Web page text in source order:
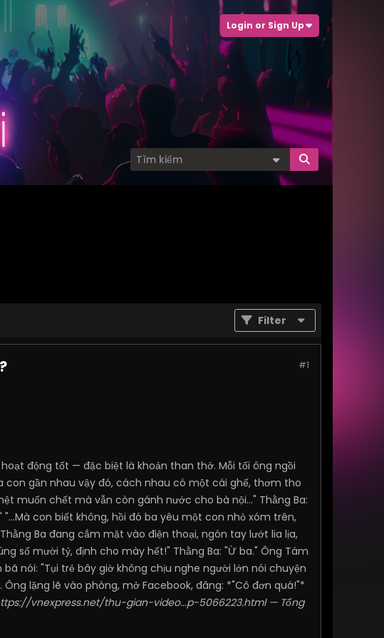
Login or Sign Up
Filter
#1
động tốt — đặc biệt là khoản than thở. Mỗi tối ông ngồi
gần nhau vậy đó, cách nhau có một cái ghế, thơm tho
muốn chết mà vẫn còn gánh nước cho bà nội..." Thằng Ba:
con biết không, hồi đó ba yêu một con nhỏ xóm trên,
Ba đang cắm mặt vào điện thoại, ngón tay lướt lia lịa,
số mười tỷ, định cho mày hết!" Thằng Ba: "Ừ ba." Ông Tám
nói: "Tụi trẻ bây giờ không chịu nghe người lớn nói chuyện
lặng lẽ vào phòng, mở Facebook, đăng: *"Cô đơn quá!"*
vnexpress.net/thu-gian-video...p-5066223.html— Tổng